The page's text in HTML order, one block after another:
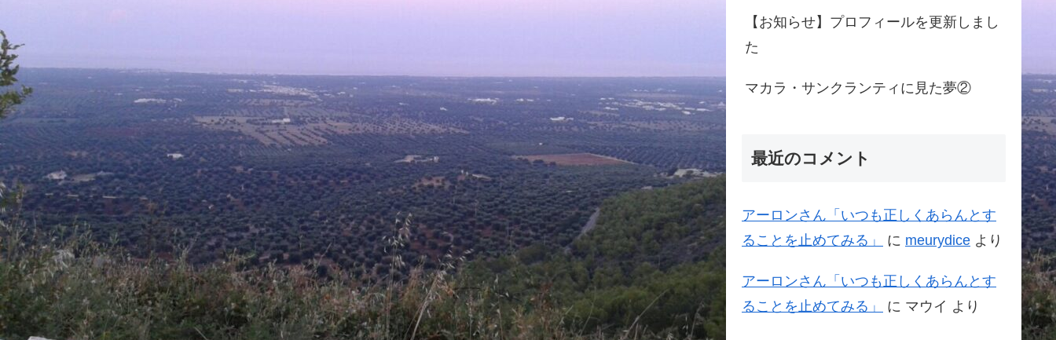
【お知らせ】プロフィールを更新しまし
た
マカラ・サンクランティに見た夢②
最近のコメント
アーロンさん「いつも正しくあらんとす
ることを止めてみる」
に meurydice より
アーロンさん「いつも正しくあらんとす
ることを止めてみる」
に マウイ より